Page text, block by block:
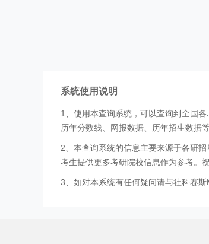
系统使用说明
1、使用本查询系统，可以查询到全国
历年分数线、网报数据、历年招生数据
2、本查询系统的信息主要来源于各研
考生提供更多考研院校信息作为参考。
3、如对本系统有任何疑问请与社科赛